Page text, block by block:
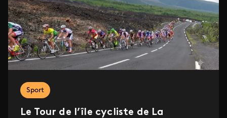
Sport
Le Tour de l’île cycliste de La